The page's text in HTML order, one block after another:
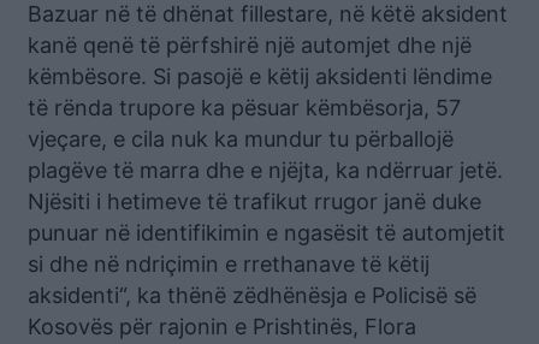
Bazuar në të dhënat fillestare, në këtë aksident
kanë qenë të përfshirë një automjet dhe një
këmbësore. Si pasojë e këtij aksidenti lëndime
të rënda trupore ka pësuar këmbësorja, 57
vjeçare, e cila nuk ka mundur tu përballojë
plagëve të marra dhe e njëjta, ka ndërruar jetë.
Njësiti i hetimeve të trafikut rrugor janë duke
punuar në identifikimin e ngasësit të automjetit
si dhe në ndriçimin e rrethanave të këtij
aksidenti“, ka thënë zëdhënësja e Policisë së
Kosovës për rajonin e Prishtinës, Flora